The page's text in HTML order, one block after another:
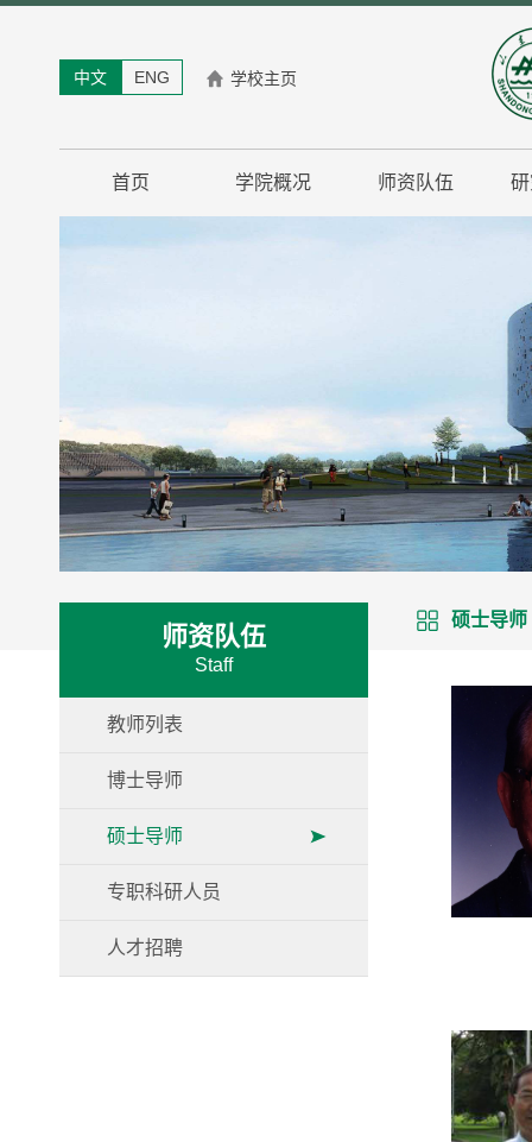
中文 ENG 学校主页
首页 学院概况 师资队伍
师资队伍
Staff
教师列表
博士导师
硕士导师
专职科研人员
人才招聘
硕士导师